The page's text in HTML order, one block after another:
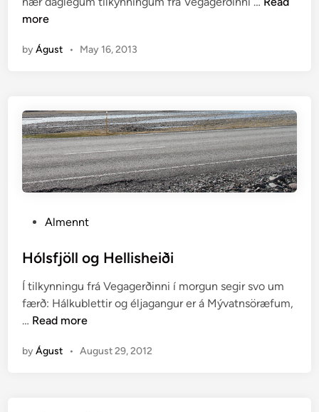
d
i
M
ö
ð
r
u
r
æ
more
byÁgust • May 16, 2013
s
e
d
i
Almennt
Hólsfjöll og Hellisheiði
Í tilkynningu frá Vegagerðinni í morgun segir svo um
færð: Hálkublettir og éljagangur er á Mývatnsöræfum,
… H
l
Read more
byÁgust • August 29, 2012